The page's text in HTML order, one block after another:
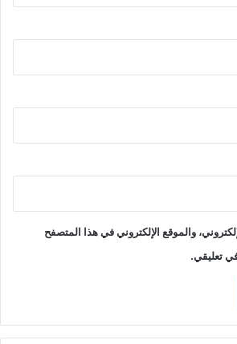
والموقع الإلكتروني في هذا المتصفح
تعليقي.